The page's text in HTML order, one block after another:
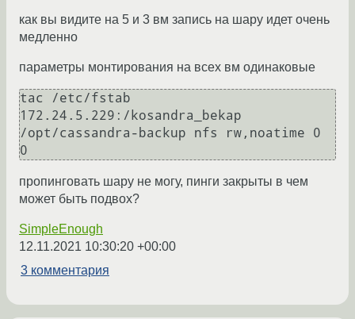
как вы видите на 5 и 3 вм запись на шару идет очень
медленно
параметры монтирования на всех вм одинаковые
tac /etc/fstab
172.24.5.229:/kosandra_bekap
/opt/cassandra-backup nfs rw,noatime 0
пропинговать шару не могу, пинги закрыты в чем
может быть подвох?
SimpleEnough
12.11.2021 10:30:20 +00:00
3 комментария